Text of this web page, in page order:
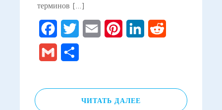
терминов […]
FacebookTwitter Email PinterestLinkedIn
Gmail
ЧИТАТЬ ДАЛЕЕ